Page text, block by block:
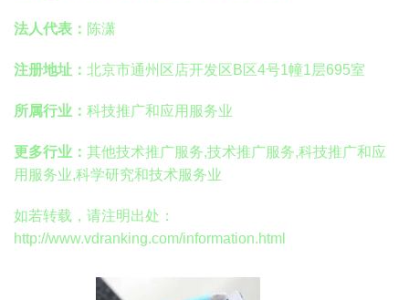
法人代表： 陈潇
注册地址： 北京市通州区店开发区B区4号1幢1层695室
所属行业： 科技推广和应用服务业
更多行业： 其他技术推广服务,技术推广服务,科技推广和应
用服务业,科学研究和技术服务业
如若转载，请注明出处：
http://www.vdranking.com/information.html